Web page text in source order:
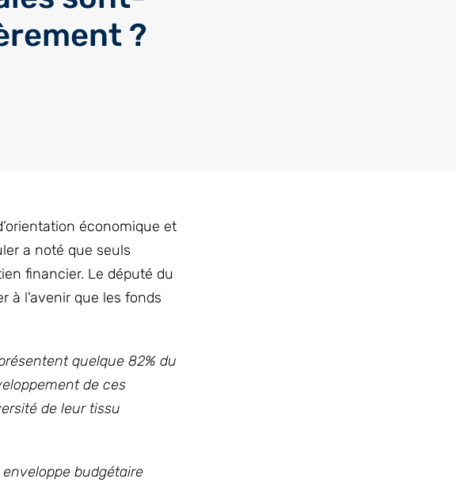
?
économique et
a noté que seuls
financier. Le député du
à l'avenir que les fonds
quelque 82% du
de ces
de leur tissu
enveloppe budgétaire